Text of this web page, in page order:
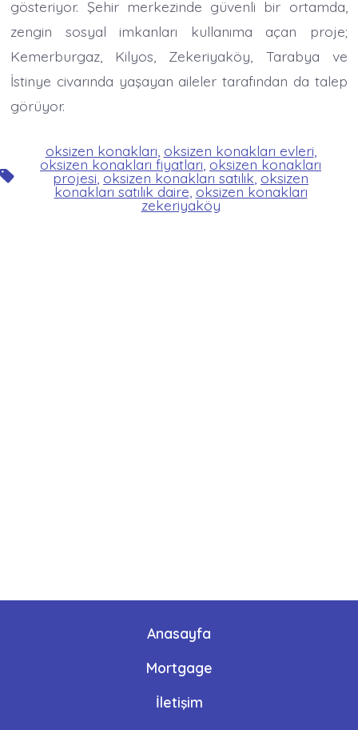
gösteriyor. Şehir merkezinde güvenli bir ortamda,
zengin sosyal imkanları kullanıma açan proje;
Kemerburgaz, Kilyos, Zekeriyaköy, Tarabya ve
İstinye civarında yaşayan aileler tarafından da talep
görüyor.
Etiketler
oksizen konakları oksizen konakları evleri
oksizen konakları fiyatları,oksizen konakları
projesi,oksizen konakları satılık,oksizen
konakları satılık daire,oksizen konakları
zekeriyaköy
Anasayfa
Mortgage
İletişim